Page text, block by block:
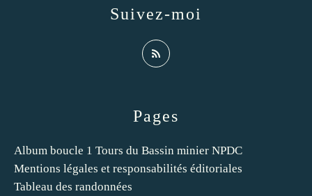
Pages
Album boucle 1 Tours du Bassin minier NPDC
Mentions légales et responsabilités éditoriales
Tableau des randonnées
Suivez-moi